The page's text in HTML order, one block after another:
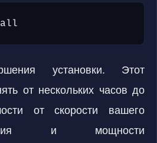
установки. Этот
от нескольких часов до
от скорости вашего
и мощности